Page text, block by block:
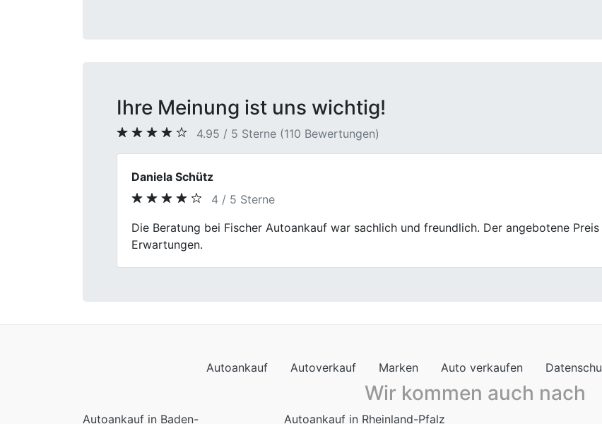
Ihre Meinung ist uns wichtig!
4.95 / 5 Sterne (110 Bewertungen)
Tim Hoffmann
5 / 5 Sterne
Autoverkauf bei Fischer Autoankauf war einfach und stressfrei. Die Leute waren nett
flott.
Autoankauf Autoverkauf Marken Auto verkaufen
Wir kommen auch nach
Autoankauf in Baden- Autoankauf in Rheinland-Pfalz